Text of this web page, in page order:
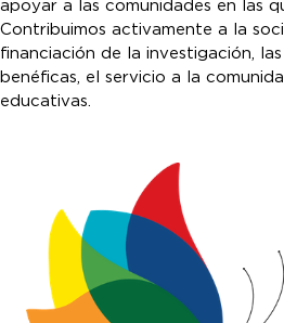
apoyar a las comunidades en las
Contribuimos activamente a la
financiación de la investigación,
benéficas, el servicio a la
educativas.